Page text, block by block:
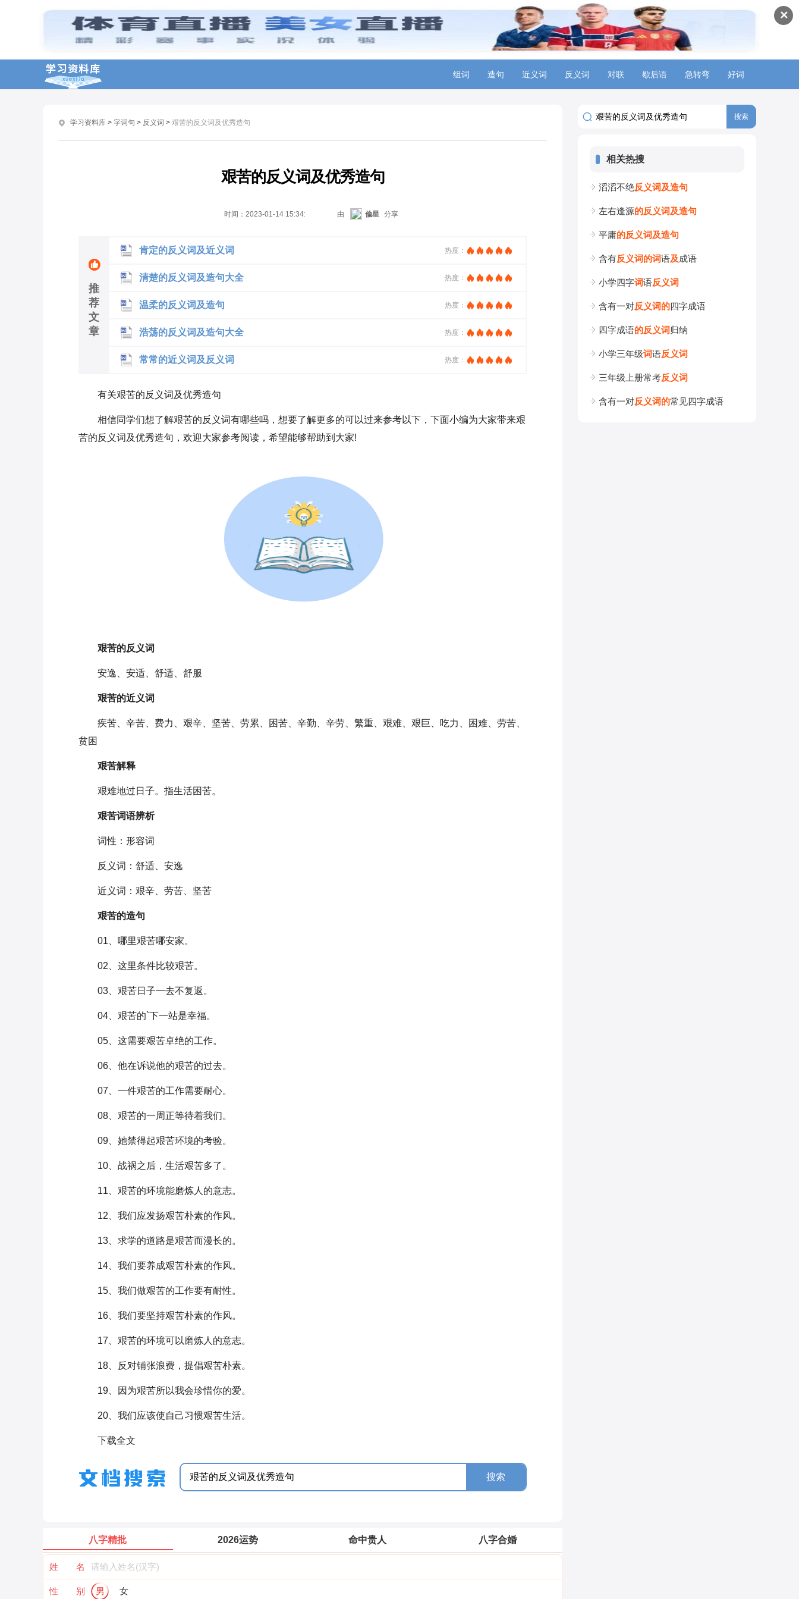
✕
组词 造句 近义词 反义词 对联 歇后语 急转弯 好词
学习资料库 > 字词句 > 反义词 > 艰苦的反义词及优秀造句
艰苦的反义词及优秀造句
时间： 2023-01-14 15:34:48 由 偸星 分享
推
荐
文
章
肯定的反义词及近义词 热度：
清楚的反义词及造句大全 热度：
温柔的反义词及造句 热度：
浩荡的反义词及造句大全 热度：
常常的近义词及反义词 热度：
有关艰苦的反义词及优秀造句
相信同学们想了解艰苦的反 义词有哪些吗， 想要了解更多的可以过来参考以下，下面小编为大家带来艰
苦的反义词及优秀造句，欢迎大家参考阅读，希望能够帮助到大家!
艰苦的反义词
安逸、安适、舒适、舒服
艰苦的近义词
疾苦、辛苦、费力、艰辛、坚苦、劳累、困苦、辛勤、辛劳、繁重、艰难、艰巨、吃力、困难、劳苦、
贫困
艰苦解释
艰难地过日子。指生活困苦。
艰苦词语辨析
词性：形容词
反义词：舒适、安逸
近义词：艰辛、劳苦、坚苦
艰苦的造句
01、哪里艰苦哪安家。
02、这里条件比较艰苦。
03、艰苦日子一去不复返。
04、艰苦的`下一站是幸福。
05、这需要艰苦卓绝的工作。
06、他在诉说他的艰苦的过去。
07、一件艰苦的工作需要耐心。
08、艰苦的一周正等待着我们。
09、她禁得起艰苦环境的考验。
10、战祸之后，生活艰苦多了。
11、艰苦的环境能磨炼人的意志。
12、我们应发扬艰苦朴素的作风。
13、求学的道路是艰苦而漫长的。
14、我们要养成艰苦朴素的作风。
15、我们做艰苦的工作要有耐性。
16、我们要坚持艰苦朴素的作风。
17、艰苦的环境可以磨炼人的意志。
18、反对铺张浪费，提倡艰苦朴素。
19、因为艰苦所以我会珍惜你的爱。
20、我们应该使自己习惯艰苦生活。
下载全文
八字精批 2026运势 命中贵人 八字合婚
姓 名
性 别 男 女
相关热搜
滔滔不绝反 义词及造句
左右逢源的反 义词及造句
平庸的反 义词及造句
含有反 义词的词语及 成语
小学四字词语反 义词
含有一对反 义词的四字成语
四字成语的反 义词归纳
小学三年级词语反 义词
三年级上册常考反 义词
含有一对反 义词的常见四字成语
笔直的反义词及造句
陡峭反义词及造句
体面的反义词及造句
荒凉的反义词及造句
倔强的反义词是什么